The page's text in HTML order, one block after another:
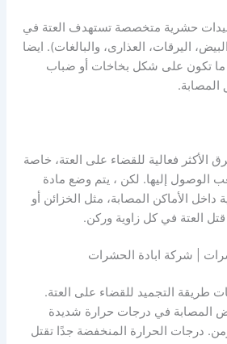
حشرية متخصصة تستهدف العتة في
اليرقات، العذارى، والبالغات). ايضا
ما تكون على شكل بخاخات أو ضباب
الأكثر فعالية للقضاء على العتة، خاصة
الوصول إليها. لكن ، يتم وضع مادة
الأماكن المصابة، مثل الخزائن أو
العتة في كل زاوية وركن.
| شركة ابادة الحشرات
طريقة التجميد للقضاء على العتة.
المصابة في درجات حرارة شديدة
درجات الحرارة المنخفضة جدًا تقتل